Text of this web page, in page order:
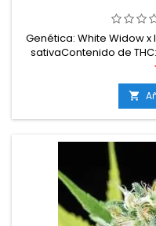
Genética: White Widow x
sativaContenido de
semanas en
g/m²Producción en
cm en interior;
sabores: Dulces,
